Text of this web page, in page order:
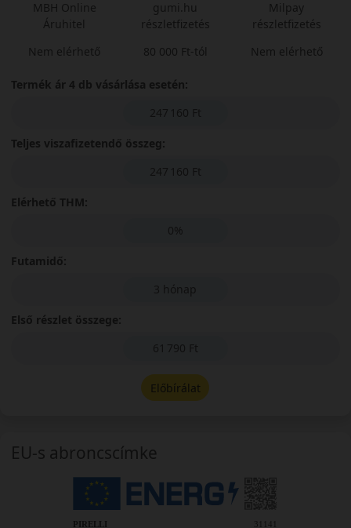
MBH Online
Áruhitel
Nem elérhető
gumi.hu
részletfizetés
80 000 Ft-tól
Milpay
részletfizetés
Nem elérhető
Termék ár 4 db vásárlása esetén:
247 160 Ft
Teljes viszafizetendő összeg:
247 160 Ft
Elérhető THM:
0%
Futamidő:
3 hónap
Első részlet összege:
61 790 Ft
Előbírálat
EU-s abroncscímke